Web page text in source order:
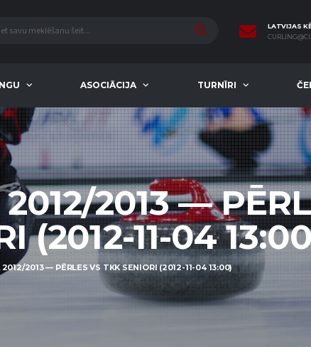
LATVIJAS
ASOCIĀCIJA TURNĪRI
2013 —
(2012-11-04
2013 — PĒRLES VS TKK SENIORI (2012-11-04 13:00)